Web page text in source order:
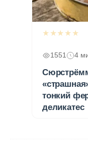
★★★★★
1551 4
тонкий
деликатес